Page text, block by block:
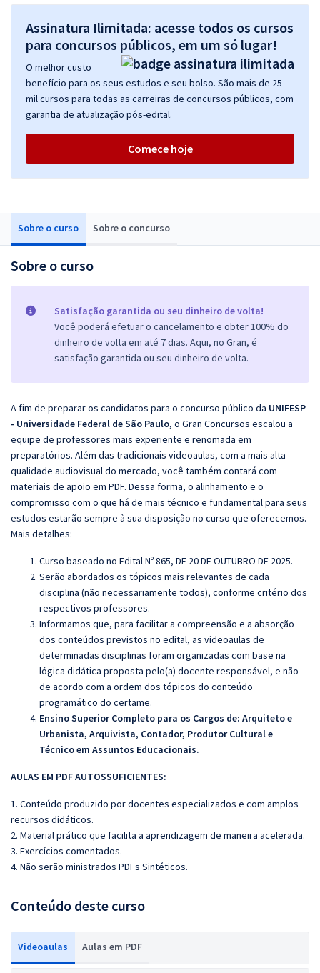
Sobre o curso Sobre o concurso
Sobre o curso
Satisfação garantida ou seu dinheiro de volta!
Você poderá efetuar o cancelamento e obter 100% do
dinheiro de volta em até 7 dias. Aqui, no Gran, é
satisfação garantida ou seu dinheiro de volta.
A fim de preparar os candidatos para o concurso público da UNIFESP
- Universidade Federal de São Paulo, o Gran Concursos escalou a
equipe de professores mais experiente e renomada em
preparatórios. Além das tradicionais videoaulas, com a mais alta
qualidade audiovisual do mercado, você também contará com
materiais de apoio em PDF. Dessa forma, o alinhamento e o
compromisso com o que há de mais técnico e fundamental para seus
estudos estarão sempre à sua disposição no curso que oferecemos.
Mais detalhes:
Curso baseado no Edital Nº 865, DE 20 DE OUTUBRO DE 2025.
Serão abordados os tópicos mais relevantes de cada
disciplina (não necessariamente todos), conforme critério dos
respectivos professores.
Informamos que, para facilitar a compreensão e a absorção
dos conteúdos previstos no edital, as videoaulas de
determinadas disciplinas foram organizadas com base na
lógica didática proposta pelo(a) docente responsável, e não
de acordo com a ordem dos tópicos do conteúdo
programático do certame.
Ensino Superior Completo para os Cargos de: Arquiteto e
Urbanista, Arquivista, Contador, Produtor Cultural e
Técnico em Assuntos Educacionais.
AULAS EM PDF AUTOSSUFICIENTES:
1. Conteúdo produzido por docentes especializados e com amplos
recursos didáticos.
2. Material prático que facilita a aprendizagem de maneira acelerada.
3. Exercícios comentados.
4. Não serão ministrados PDFs Sintéticos.
Conteúdo deste curso
Videoaulas Aulas em PDF
Assinatura Ilimitada: acesse todos os cursos
para concursos públicos, em um só lugar!
O melhor custo
benefício para os seus estudos e seu bolso. São mais de 25
mil cursos para todas as carreiras de concursos públicos, com
garantia de atualização pós-edital.
Comece hoje